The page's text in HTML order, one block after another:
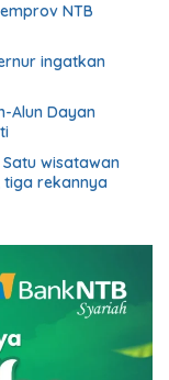
NTB
ingatkan
Alun Dayan
wisatawan
tiga rekannya